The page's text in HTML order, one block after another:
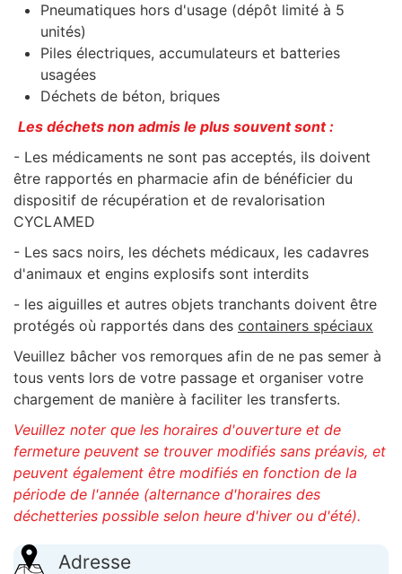
Pneumatiques hors d'usage (dépôt limité à 5
unités)
Piles électriques, accumulateurs et batteries
usagées
Déchets de béton, briques
Les déchets non admis le plus souvent sont :
- Les médicaments ne sont pas acceptés, ils doivent
être rapportés en pharmacie afin de bénéficier du
dispositif de récupération et de revalorisation
CYCLAMED
- Les sacs noirs, les déchets médicaux, les cadavres
d'animaux et engins explosifs sont interdits
- les aiguilles et autres objets tranchants doivent être
protégés où rapportés dans des containers spéciaux
Veuillez bâcher vos remorques afin de ne pas semer à
tous vents lors de votre passage et organiser votre
chargement de manière à faciliter les transferts.
Veuillez noter que les horaires d'ouverture et de
fermeture peuvent se trouver modifiés sans préavis, et
peuvent également être modifiés en fonction de la
période de l'année (alternance d'horaires des
déchetteries possible selon heure d'hiver ou d'été).
Adresse